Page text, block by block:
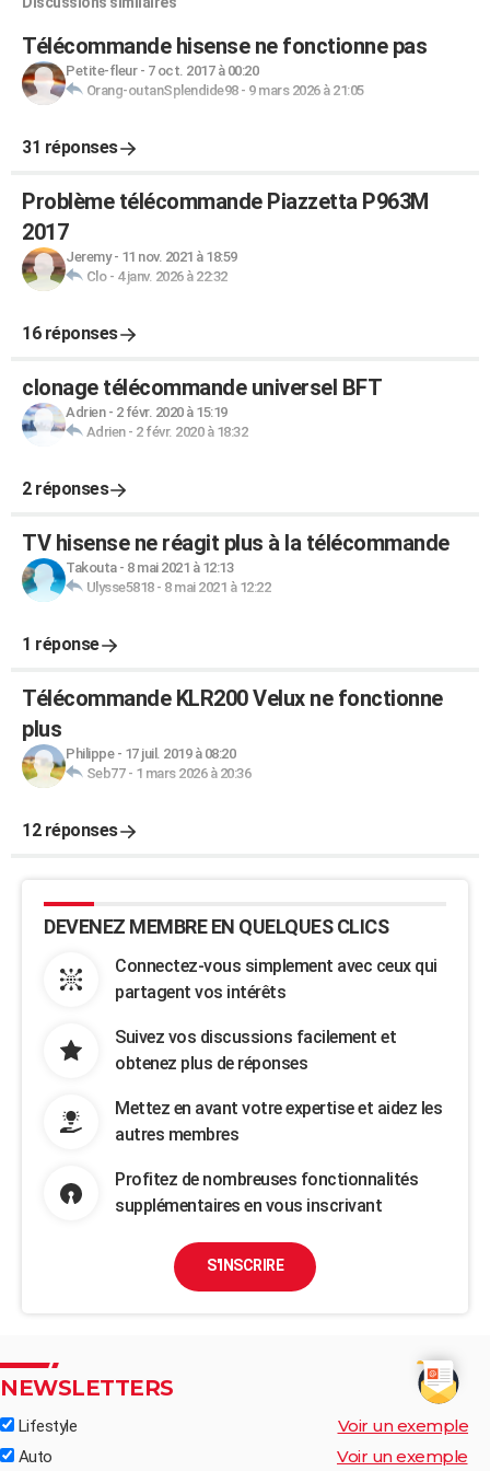
Télécommande hisense ne fonctionne pas
Petite-fleur- 7 oct. 2017 à 00:20
Orang-outanSplendide98- 9 mars 2026 à 21:05
31 réponses
Problème télécommande Piazzetta P963M
2017
Jeremy- 11 nov. 2021 à 18:59
Clo- 4 janv. 2026 à 22:32
16 réponses
clonage télécommande universel BFT
Adrien- 2 févr. 2020 à 15:19
Adrien- 2 févr. 2020 à 18:32
2 réponses
TV hisense ne réagit plus à la télécommande
Takouta- 8 mai 2021 à 12:13
Ulysse5818- 8 mai 2021 à 12:22
1 réponse
Télécommande KLR200 Velux ne fonctionne
plus
Philippe- 17 juil. 2019 à 08:20
Seb77- 1 mars 2026 à 20:36
12 réponses
DEVENEZ MEMBRE EN QUELQUES CLICS
Connectez-vous simplement avec ceux qui
partagent vos intérêts
Suivez vos discussions facilement et
obtenez plus de réponses
Mettez en avant votre expertise et aidez les
autres membres
Profitez de nombreuses fonctionnalités
supplémentaires en vous inscrivant
S'INSCRIRE
NEWSLETTERS
Lifestyle Voir un exemple
Auto Voir un exemple